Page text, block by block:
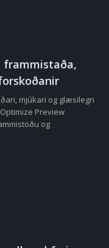
frammistaða,
mjúkari og glæsilegri
Preview
og